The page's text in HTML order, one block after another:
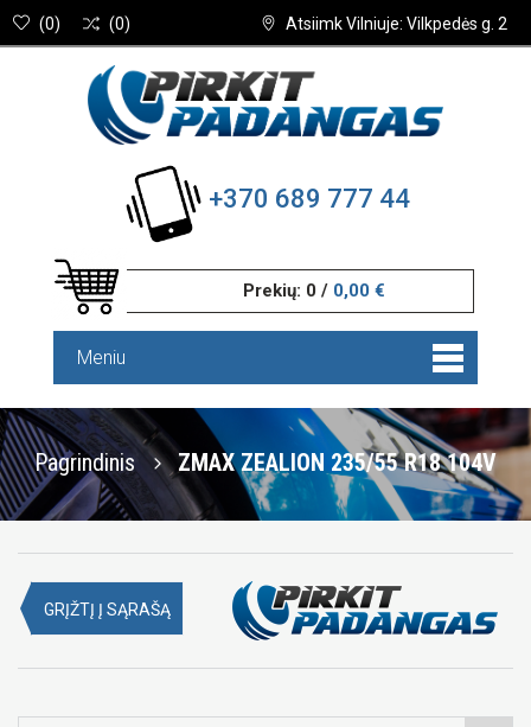
Atsiimk Vilniuje: Vilkpedės g. 2
(0) (0)
+370 689 777 44
Prekių: 0 / 0,00 €
Meniu
Pagrindinis ZMAX ZEALION 235/55 R18 104V
GRĮŽTĮ Į SĄRAŠĄ